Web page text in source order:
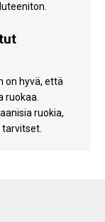
on hyvä, että
ruokaa.
ruokia,
tarvitset.